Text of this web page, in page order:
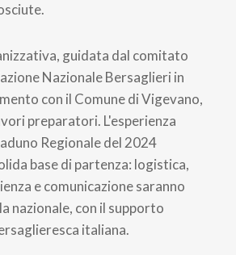
guidata dal comitato
Nazionale Bersaglieri in
con il Comune di Vigevano,
preparatori. L'esperienza
Regionale del 2024
base di partenza: logistica,
e comunicazione saranno
nazionale, con il supporto
italiana.